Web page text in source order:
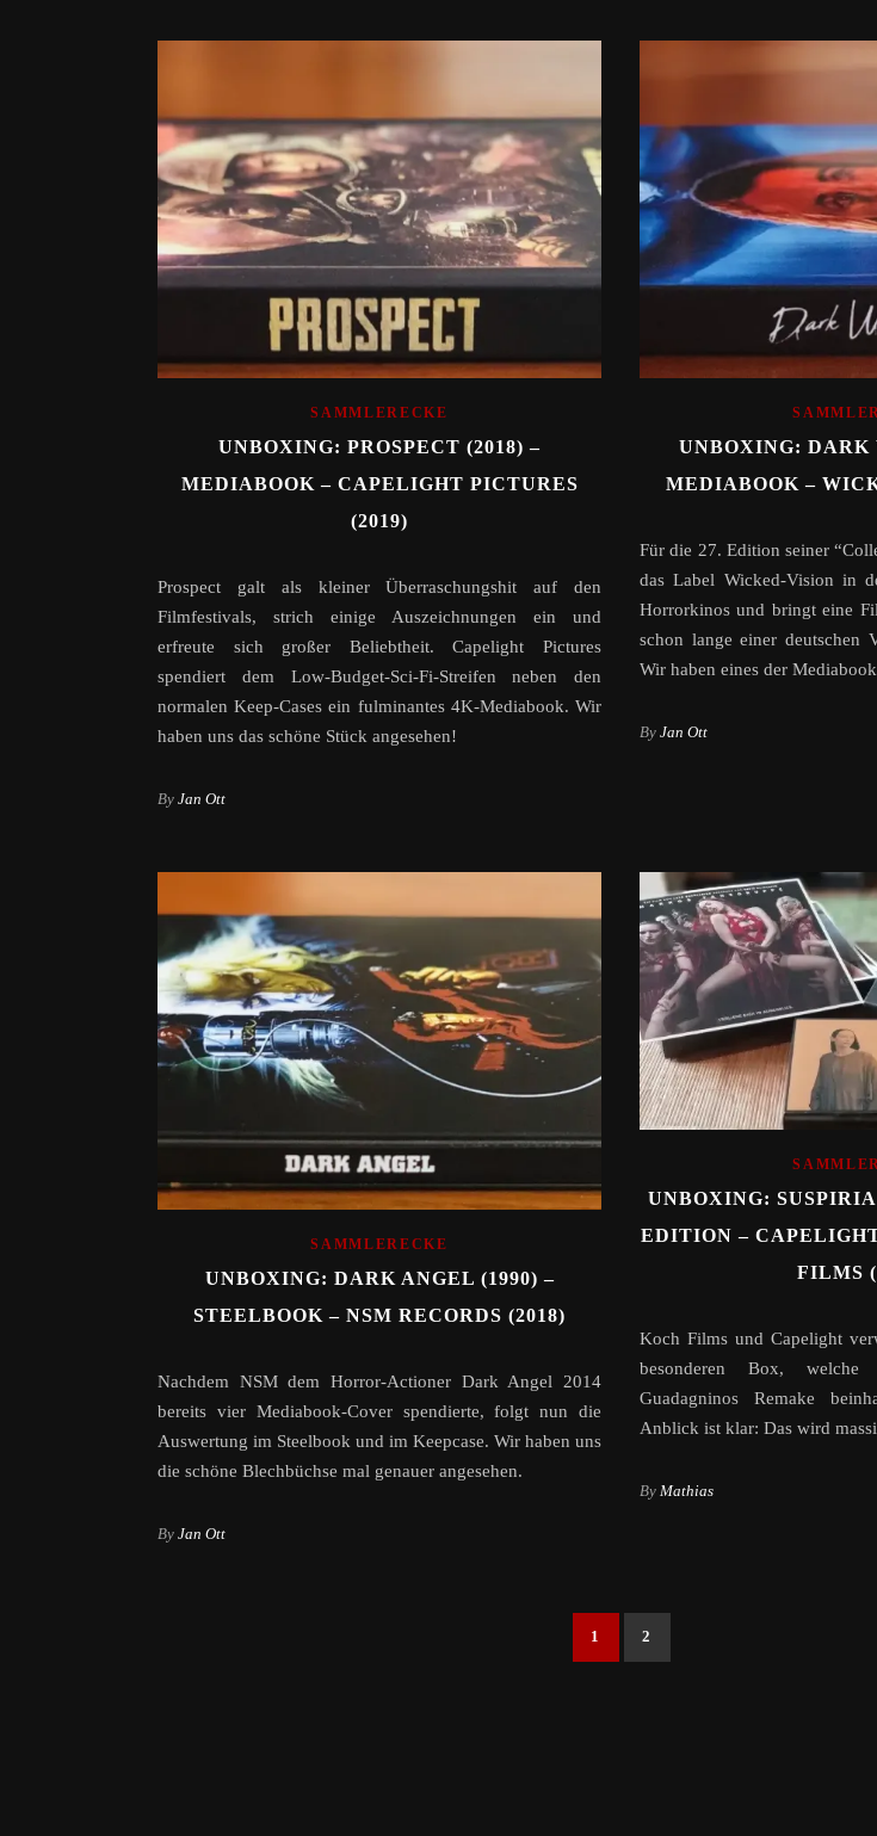
SAMMLERECKE
UNBOXING: PROSPECT (2018) –
MEDIABOOK – CAPELIGHT PICTURES
(2019)
Prospect galt als kleiner Überraschungshit auf den
Filmfestivals, strich einige Auszeichnungen ein und
erfreute sich großer Beliebtheit. Capelight Pictures
spendiert dem Low-Budget-Sci-Fi-Streifen neben den
normalen Keep-Cases ein fulminantes 4K-Mediabook. Wir
haben uns das schöne Stück angesehen!
By Jan Ott
UNBOXING: DARK
MEDIABOOK –
Für die 27. Edition seiner
das Label Wicked-Vision in
Horrorkinos und bringt eine
schon lange einer deutschen
Wir haben eines der
By Jan Ott
SAMMLERECKE
UNBOXING: DARK ANGEL (1990) –
STEELBOOK – NSM RECORDS (2018)
Nachdem NSM dem Horror-Actioner Dark Angel 2014
bereits vier Mediabook-Cover spendierte, folgt nun die
Auswertung im Steelbook und im Keepcase. Wir haben uns
die schöne Blechbüchse mal genauer angesehen.
By Jan Ott
UNBOXING:
EDITION –
FILMS
Koch Films und Capelight
besonderen Box,
Guadagninos Remake
Anblick ist klar: Das wird
By Mathias
1 2